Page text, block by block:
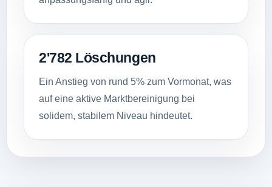
2'782 Löschungen
Ein Anstieg von rund 5% zum Vormonat, was
auf eine aktive Marktbereinigung bei
solidem, stabilem Niveau hindeutet.